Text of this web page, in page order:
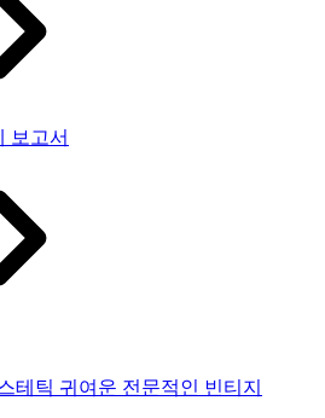
보고서
테틱 귀여운 전문적인 빈티지